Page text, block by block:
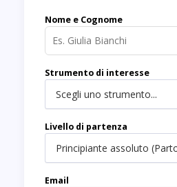
Nome e Cognome
Strumento di interesse
Scegli uno strumento...
Livello di partenza
Principiante assoluto
Email